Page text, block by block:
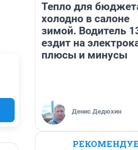
Тепло для
холодно в салоне
зимой. Водитель
ездит на
плюсы и минусы
Денис Дедюхин